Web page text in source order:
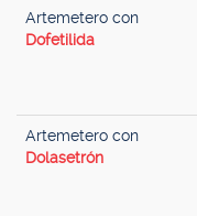
Artemetero con
Dofetilida
Artemetero con
Dolasetrón